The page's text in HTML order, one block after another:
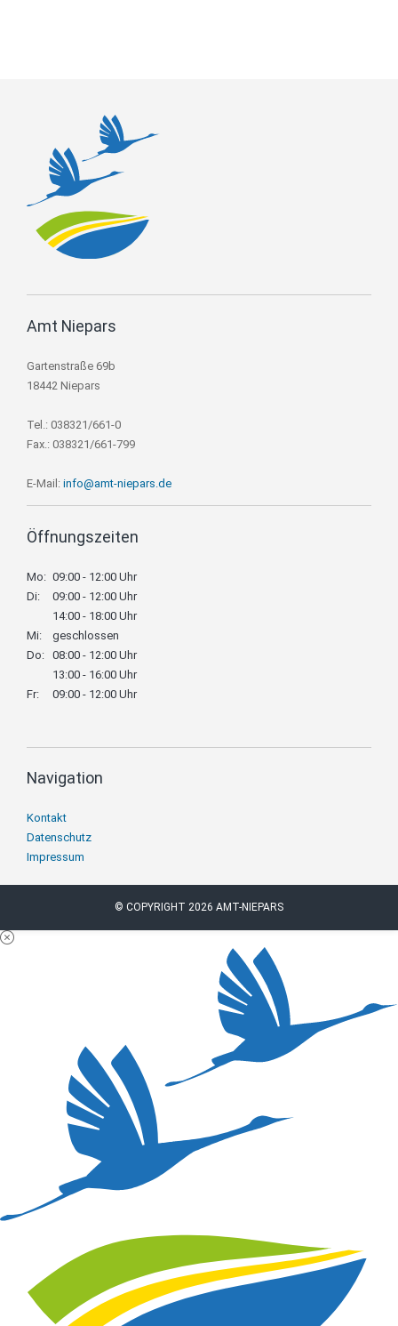
Amt Niepars
Gartenstraße 69b
18442 Niepars
Tel.: 038321/661-0
Fax.: 038321/661-799
E-Mail: info@amt-niepars.de
Öffnungszeiten
Mo: 09:00 - 12:00 Uhr
Di:
09:00 - 12:00 Uhr
14:00 - 18:00 Uhr
Mi:
geschlossen
Do: 08:00 - 12:00 Uhr
13:00 - 16:00 Uhr
Fr:
09:00 - 12:00 Uhr
Navigation
Navigation
überspringen
Kontakt
Datenschutz
Impressum
© COPYRIGHT 2026 AMT-NIEPARS